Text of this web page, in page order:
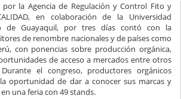
por la Agencia de Regulación y Control Fito y
en colaboración de la Universidad
de Guayaquil, por tres días contó con la
de renombre nacionales y de países como
con ponencias sobre producción orgánica,
de acceso a mercados entre otros
el congreso, productores orgánicos
oportunidad de dar a conocer sus marcas y
una feria con 49 stands.